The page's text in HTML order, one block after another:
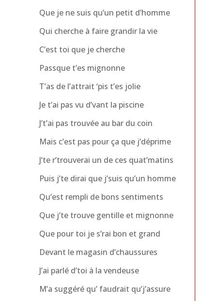
Que je ne suis qu’un petit d’homme
Qui cherche à faire grandir la vie
C’est toi que je cherche
Passque t’es mignonne
T’as de l’attrait ‘pis t’es jolie
Je t’ai pas vu d’vant la piscine
J’t’ai pas trouvée au bar du coin
Mais c’est pas pour ça que j’déprime
J’te r’trouverai un de ces quat’matins
Puis j’te dirai que j’suis qu’un homme
Qu’est rempli de bons sentiments
Que j’te trouve gentille et mignonne
Que pour toi je s’rai bon et grand
Devant le magasin d’chaussures
J’ai parlé d’toi à la vendeuse
M’a suggéré qu’ faudrait qu’j’assure